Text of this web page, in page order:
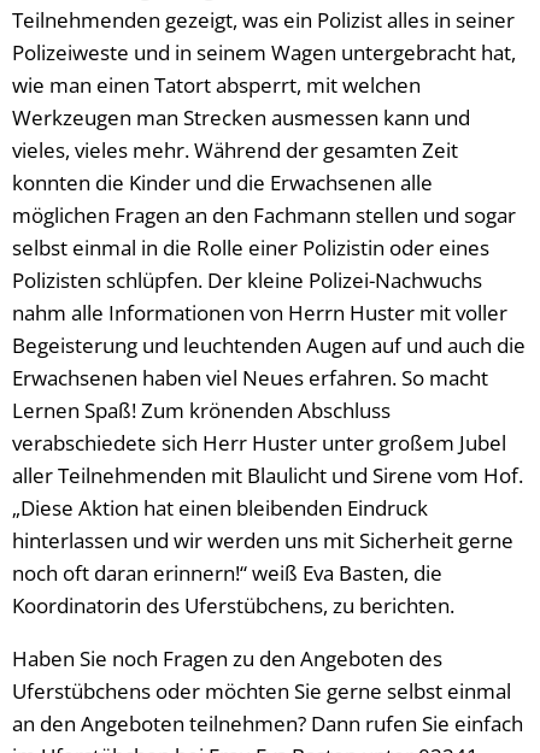
Teilnehmenden gezeigt, was ein Polizist alles in seiner
Polizeiweste und in seinem Wagen untergebracht hat,
wie man einen Tatort absperrt, mit welchen
Werkzeugen man Strecken ausmessen kann und
vieles, vieles mehr. Während der gesamten Zeit
konnten die Kinder und die Erwachsenen alle
möglichen Fragen an den Fachmann stellen und sogar
selbst einmal in die Rolle einer Polizistin oder eines
Polizisten schlüpfen. Der kleine Polizei-Nachwuchs
nahm alle Informationen von Herrn Huster mit voller
Begeisterung und leuchtenden Augen auf und auch die
Erwachsenen haben viel Neues erfahren. So macht
Lernen Spaß! Zum krönenden Abschluss
verabschiedete sich Herr Huster unter großem Jubel
aller Teilnehmenden mit Blaulicht und Sirene vom Hof.
„Diese Aktion hat einen bleibenden Eindruck
hinterlassen und wir werden uns mit Sicherheit gerne
noch oft daran erinnern!“ weiß Eva Basten, die
Koordinatorin des Uferstübchens, zu berichten.
Haben Sie noch Fragen zu den Angeboten des
Uferstübchens oder möchten Sie gerne selbst einmal
an den Angeboten teilnehmen? Dann rufen Sie einfach